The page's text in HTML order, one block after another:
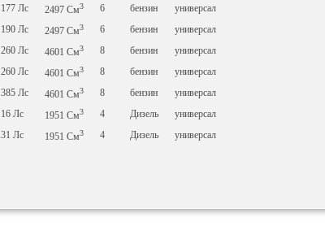
Лс 2497 См3 6 бензин
универсал
Лс 2497 См3 6 бензин
универсал
Лс 4601 См3 8 бензин
универсал
Лс 4601 См3 8 бензин
универсал
Лс 4601 См3 8 бензин
универсал
Лс 1951 См3 4 Дизель
универсал
Лс 1951 См3 4 Дизель универсал